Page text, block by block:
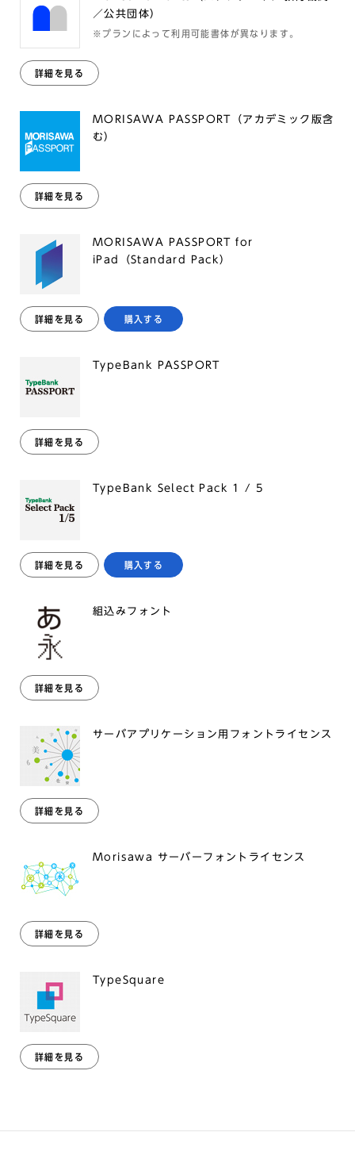
／公共団体）
※プランによって利用可能書体が異なります。
詳細を見る
MORISAWA PASSPORT（アカデミック版含
む）
詳細を見る
MORISAWA PASSPORT for
iPad（Standard Pack）
詳細を見る 購入する
TypeBank PASSPORT
詳細を見る
TypeBank Select Pack 1 / 5
詳細を見る 購入する
組込みフォント
詳細を見る
サーバアプリケーション用フォントライセンス
詳細を見る
Morisawa サーバーフォントライセンス
詳細を見る
TypeSquare
詳細を見る